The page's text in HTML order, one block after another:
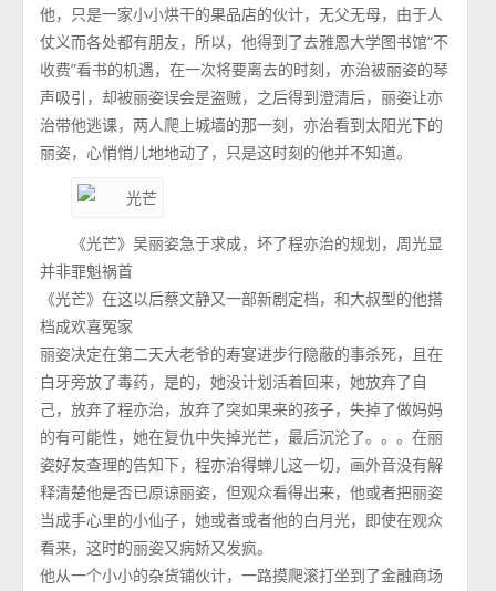
他，只是一家小小烘干的果品店的伙计，无父无母，由于人
仗义而各处都有朋友，所以，他得到了去雅恩大学图书馆“不
收费”看书的机遇，在一次将要离去的时刻，亦治被丽姿的琴
声吸引，却被丽姿误会是盗贼，之后得到澄清后，丽姿让亦
治带他逃课，两人爬上城墙的那一刻，亦治看到太阳光下的
丽姿，心悄悄儿地地动了，只是这时刻的他并不知道。
《光芒》吴丽姿急于求成，坏了程亦治的规划，周光显
并非罪魁祸首
《光芒》在这以后蔡文静又一部新剧定档，和大叔型的他搭
档成欢喜冤家
丽姿决定在第二天大老爷的寿宴进步行隐蔽的事杀死，且在
白牙旁放了毒药，是的，她没计划活着回来，她放弃了自
己，放弃了程亦治，放弃了突如果来的孩子，失掉了做妈妈
的有可能性，她在复仇中失掉光芒，最后沉沦了。。。在丽
姿好友查理的告知下，程亦治得蝉儿这一切，画外音没有解
释清楚他是否已原谅丽姿，但观众看得出来，他或者把丽姿
当成手心里的小仙子，她或者或者他的白月光，即使在观众
看来，这时的丽姿又病娇又发疯。
他从一个小小的杂货铺伙计，一路摸爬滚打坐到了金融商场